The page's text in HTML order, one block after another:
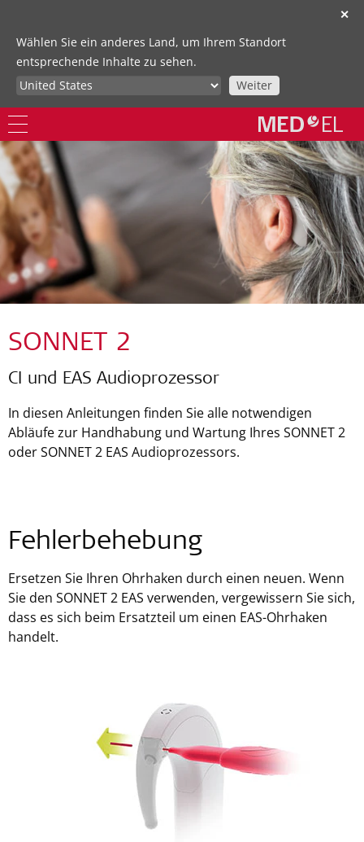
✕
Wählen Sie ein anderes Land, um Ihrem Standort
entsprechende Inhalte zu sehen.
Weiter
SONNET 2
CI und EAS Audioprozessor
In diesen Anleitungen finden Sie alle notwendigen
Abläufe zur Handhabung und Wartung Ihres SONNET 2
oder SONNET 2 EAS Audioprozessors.
Fehlerbehebung
Ersetzen Sie Ihren Ohrhaken durch einen neuen. Wenn
Sie den SONNET 2 EAS verwenden, vergewissern Sie sich,
dass es sich beim Ersatzteil um einen EAS-Ohrhaken
handelt.